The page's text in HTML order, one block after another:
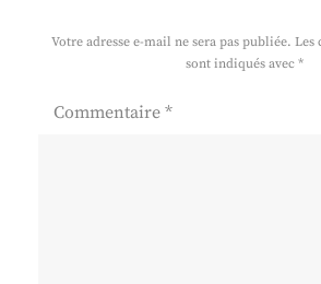
Votre adresse e-mail ne sera pas publiée. Les
sont indiqués avec *
Commentaire *